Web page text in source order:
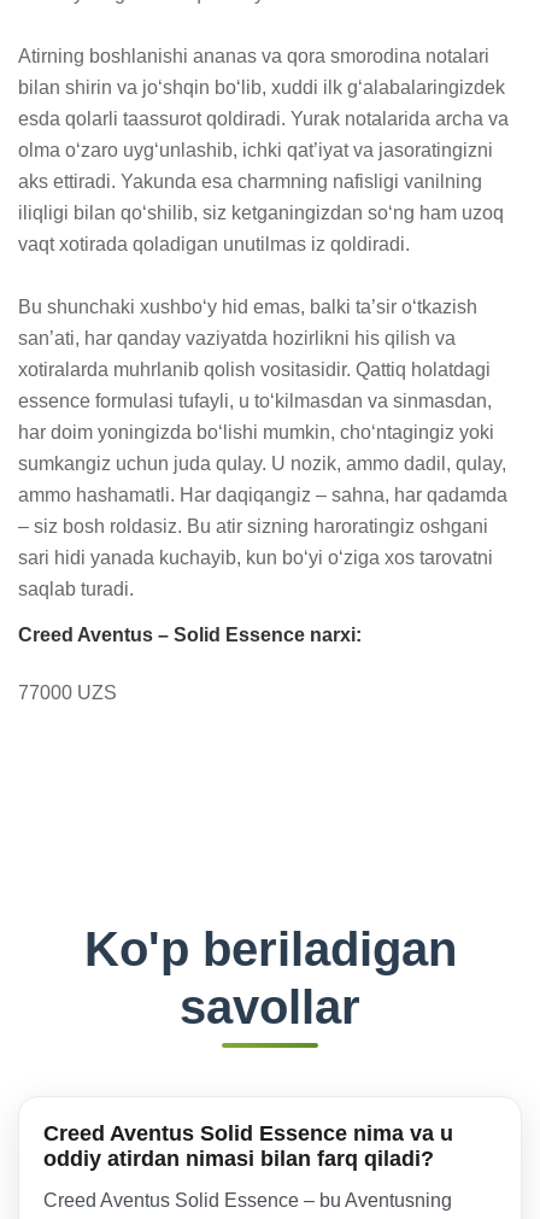
Atirning boshlanishi ananas va qora smorodina notalari
bilan shirin va jo‘shqin bo‘lib, xuddi ilk g‘alabalaringizdek
esda qolarli taassurot qoldiradi. Yurak notalarida archa va
olma o‘zaro uyg‘unlashib, ichki qat’iyat va jasoratingizni
aks ettiradi. Yakunda esa charmning nafisligi vanilning
iliqligi bilan qo‘shilib, siz ketganingizdan so‘ng ham uzoq
vaqt xotirada qoladigan unutilmas iz qoldiradi.
Bu shunchaki xushbo‘y hid emas, balki ta’sir o‘tkazish
san’ati, har qanday vaziyatda hozirlikni his qilish va
xotiralarda muhrlanib qolish vositasidir. Qattiq holatdagi
essence formulasi tufayli, u to‘kilmasdan va sinmasdan,
har doim yoningizda bo‘lishi mumkin, cho‘ntagingiz yoki
sumkangiz uchun juda qulay. U nozik, ammo dadil, qulay,
ammo hashamatli. Har daqiqangiz – sahna, har qadamda
– siz bosh roldasiz. Bu atir sizning haroratingiz oshgani
sari hidi yanada kuchayib, kun bo‘yi o‘ziga xos tarovatni
saqlab turadi.
Creed Aventus – Solid Essence narxi:
77000 UZS
Ko'p beriladigan
savollar
Creed Aventus Solid Essence nima va u
oddiy atirdan nimasi bilan farq qiladi?
Creed Aventus Solid Essence – bu Aventusning